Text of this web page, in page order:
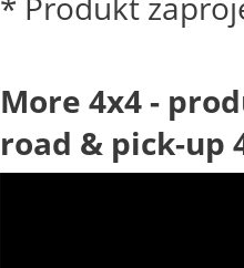
More 4x4 -
road & pick-up